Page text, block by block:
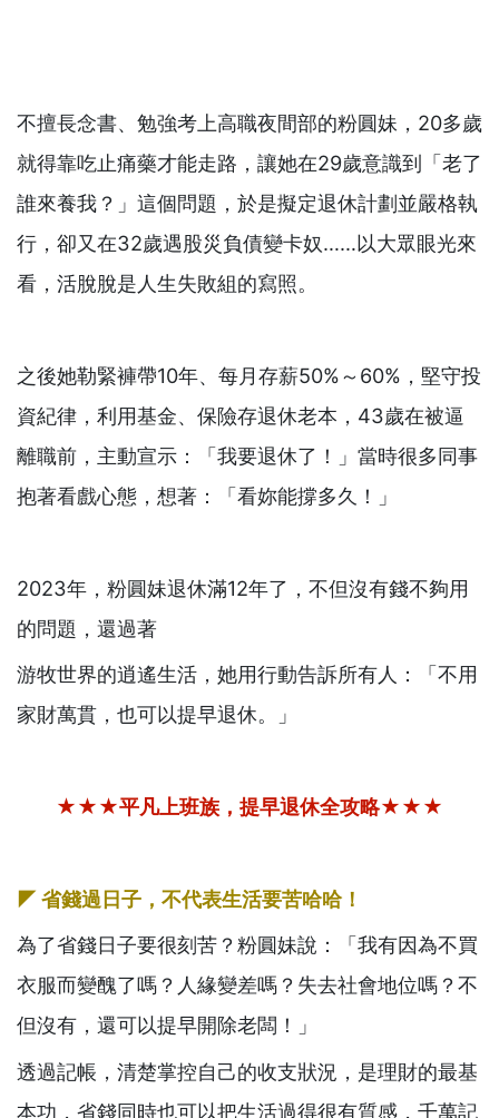
不擅長念書、勉強考上高職夜間部的粉圓妹，20多歲
就得靠吃止痛藥才能走路，讓她在29歲意識到「老了
誰來養我？」這個問題，於是擬定退休計劃並嚴格執
行，卻又在32歲遇股災負債變卡奴……以大眾眼光來
看，活脫脫是人生失敗組的寫照。
之後她勒緊褲帶10年、每月存薪50%～60%，堅守投
資紀律，利用基金、保險存退休老本，43歲在被逼
離職前，主動宣示：「我要退休了！」當時很多同事
抱著看戲心態，想著：「看妳能撐多久！」
2023年，粉圓妹退休滿12年了，不但沒有錢不夠用
的問題，還過著
游牧世界的逍遙生活，她用行動告訴所有人：「不用
家財萬貫，也可以提早退休。」
★★★平凡上班族，提早退休全攻略★★★
◤省錢過日子，不代表生活要苦哈哈！
為了省錢日子要很刻苦？粉圓妹說：「我有因為不買
衣服而變醜了嗎？人緣變差嗎？失去社會地位嗎？不
但沒有，還可以提早開除老闆！」
透過記帳，清楚掌控自己的收支狀況，是理財的最基
本功，省錢同時也可以把生活過得很有質感，千萬記